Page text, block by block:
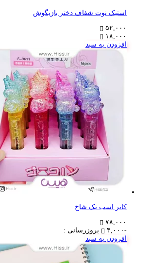
استیک نوت شفاف دختر بازیگوش
۵۲,۰۰۰
۱۸,۰۰۰
افزودن به سبد
کاتر اسب تک شاخ
۷۸,۰۰۰
-۴,۰۰۰
بروزرسانی :
افزودن به سبد